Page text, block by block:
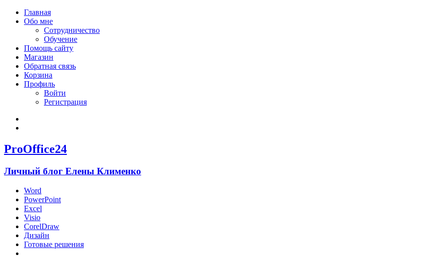
Главная
Обо мне
Сотрудничество
Обучение
Помощь сайту
Магазин
Обратная связь
Корзина
Профиль
Войти
Регистрация
ProOffice24
Личный блог Елены Клименко
Word
PowerPoint
Excel
Visio
CorelDraw
Дизайн
Готовые решения